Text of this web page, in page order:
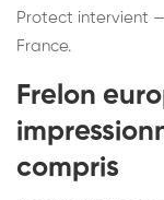
Protect intervient
France.
Frelon
compris